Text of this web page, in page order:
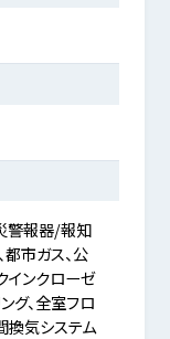
警報器/報知
都市ガス、公
インクローゼ
グ、全室フロ
換気システム